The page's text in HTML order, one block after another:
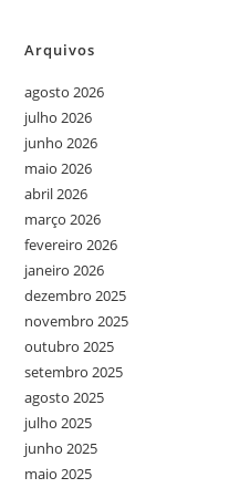
Arquivos
agosto 2026
julho 2026
junho 2026
maio 2026
abril 2026
março 2026
fevereiro 2026
janeiro 2026
dezembro 2025
novembro 2025
outubro 2025
setembro 2025
agosto 2025
julho 2025
junho 2025
maio 2025